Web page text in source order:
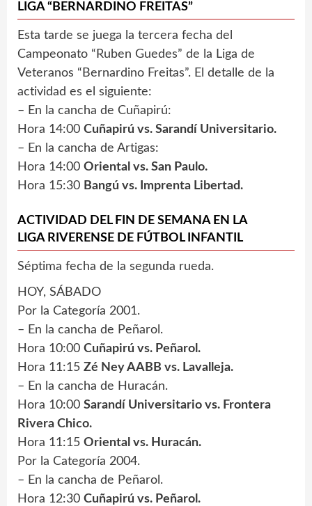
LIGA “BERNARDINO FREITAS”
Esta tarde se juega la tercera fecha del
Campeonato “Ruben Guedes” de la Liga de
Veteranos “Bernardino Freitas”. El detalle de la
actividad es el siguiente:
– En la cancha de Cuñapirú:
Hora 14:00 Cuñapirú vs. Sarandí Universitario.
– En la cancha de Artigas:
Hora 14:00 Oriental vs. San Paulo.
Hora 15:30 Bangú vs. Imprenta Libertad.
ACTIVIDAD DEL FIN DE SEMANA EN LA
LIGA RIVERENSE DE FÚTBOL INFANTIL
Séptima fecha de la segunda rueda.
HOY, SÁBADO
Por la Categoría 2001.
– En la cancha de Peñarol.
Hora 10:00 Cuñapirú vs. Peñarol.
Hora 11:15 Zé Ney AABB vs. Lavalleja.
– En la cancha de Huracán.
Hora 10:00 Sarandí Universitario vs. Frontera
Rivera Chico.
Hora 11:15 Oriental vs. Huracán.
Por la Categoría 2004.
– En la cancha de Peñarol.
Hora 12:30 Cuñapirú vs. Peñarol.